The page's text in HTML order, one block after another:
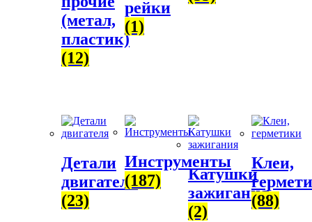
(метал,
пластик)
(12)
рейки
(1)
Детали
двигателя
(23)
Инструменты
(187)
Катушки
зажигания
(2)
Клеи,
(88)